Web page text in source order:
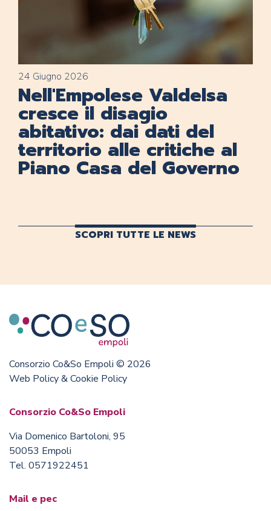
24 Giugno 2026
Nell'Empolese Valdelsa
cresce il disagio
abitativo: dai dati del
territorio alle critiche al
Piano Casa del Governo
SCOPRI TUTTE LE NEWS
Consorzio Co&So Empoli © 2026
Web Policy & Cookie Policy
Consorzio Co&So Empoli
Via Domenico Bartoloni, 95
50053 Empoli
Tel. 0571922451
Mail e pec